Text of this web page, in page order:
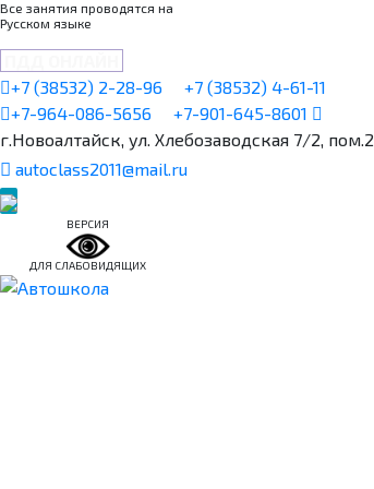
Все занятия проводятся на
Русском языке
+7 (38532) 2-28-96
+7 (38532) 4-61-11
+7-964-086-5656
+7-901-645-8601
г.Новоалтайск, ул. Хлебозаводская 7/2, пом.2
autoclass2011@mail.ru
ВЕРСИЯ
ДЛЯ СЛАБОВИДЯЩИХ